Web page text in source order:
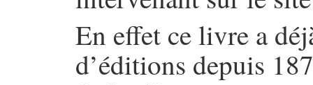
En effet ce livre a
d’éditions depuis